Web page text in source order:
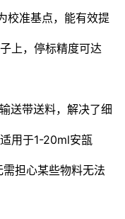
校准基点，能有效提
上，停标精度可达
送带送料，解决了细
用于1-20ml安瓿
担心某些物料无法